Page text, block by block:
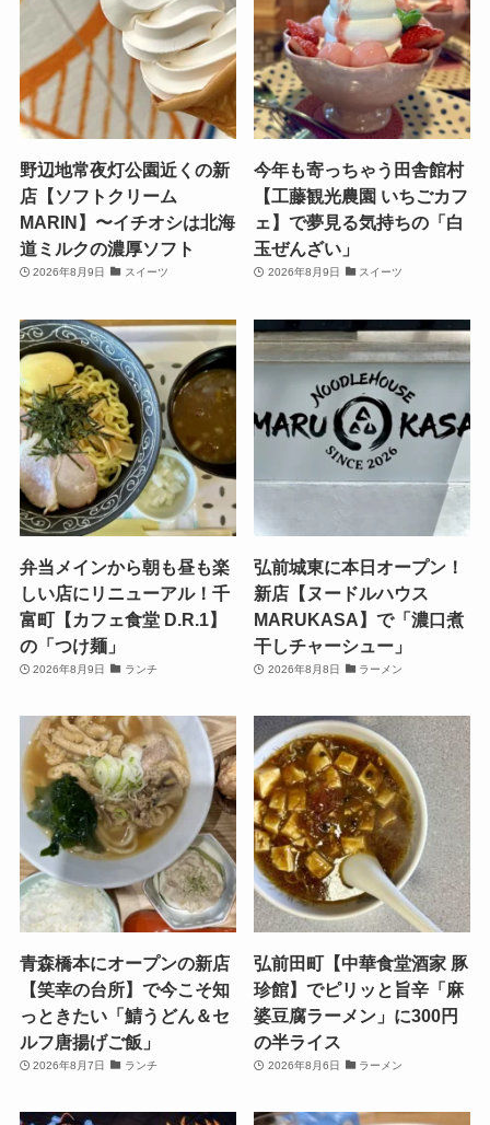
野辺地常夜灯公園近くの新
店【ソフトクリーム
MARIN】〜イチオシは北海
道ミルクの濃厚ソフト
2026年8月9日 スイーツ
今年も寄っちゃう田舎館村
【工藤観光農園 いちごカフ
ェ】で夢見る気持ちの「白
玉ぜんざい」
2026年8月9日 スイーツ
弁当メインから朝も昼も楽
しい店にリニューアル！千
富町【カフェ食堂 D.R.1】
の「つけ麺」
2026年8月9日 ランチ
弘前城東に本日オープン！
新店【ヌードルハウス
MARUKASA】で「濃口煮
干しチャーシュー」
2026年8月8日 ラーメン
青森橋本にオープンの新店
【笑幸の台所】で今こそ知
っときたい「鯖うどん＆セ
ルフ唐揚げご飯」
2026年8月7日 ランチ
弘前田町【中華食堂酒家 豚
珍館】でピリッと旨辛「麻
婆豆腐ラーメン」に300円
の半ライス
2026年8月6日 ラーメン